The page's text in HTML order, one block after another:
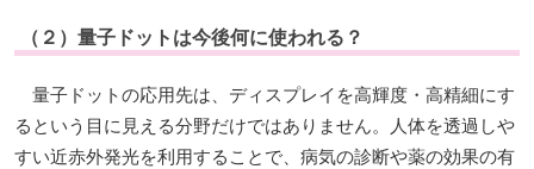
（２）量子ドットは今後何に使われる？
量子ドットの応用先は、ディスプレイを高輝度・高精細にす
るという目に見える分野だけではありません。人体を透過しや
すい近赤外発光を利用することで、病気の診断や薬の効果の有